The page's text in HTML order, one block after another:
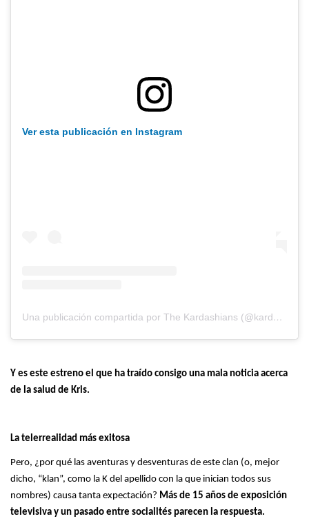
Ver esta publicación en Instagram
Una publicación compartida por The Kardashians (@kardashianshulu)
Y es este estreno el que ha traído consigo una mala noticia acerca
de la salud de Kris.
La telerrealidad más exitosa
Pero, ¿por qué las aventuras y desventuras de este clan (o, mejor
dicho, “klan”, como la K del apellido con la que inician todos sus
nombres) causa tanta expectación? Más de 15 años de exposición
televisiva y un pasado entre socialités parecen la respuesta.